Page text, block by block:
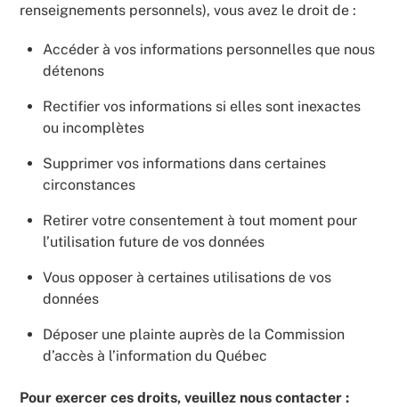
renseignements personnels), vous avez le droit de :
Accéder à vos informations personnelles que nous
détenons
Rectifier vos informations si elles sont inexactes
ou incomplètes
Supprimer vos informations dans certaines
circonstances
Retirer votre consentement à tout moment pour
l’utilisation future de vos données
Vous opposer à certaines utilisations de vos
données
Déposer une plainte auprès de la Commission
d’accès à l’information du Québec
Pour exercer ces droits, veuillez nous contacter :